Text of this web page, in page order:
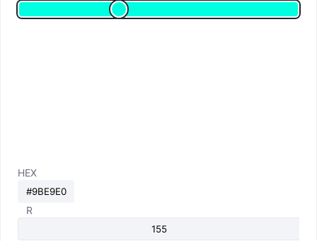
HEX
R